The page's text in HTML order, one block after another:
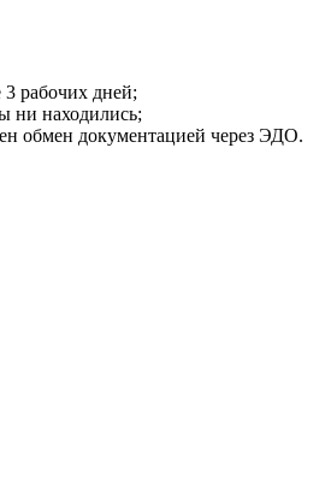
рабочих дней;
ни находились;
обмен документацией через ЭДО.